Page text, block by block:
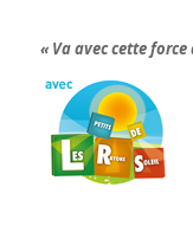
« Va avec cette force